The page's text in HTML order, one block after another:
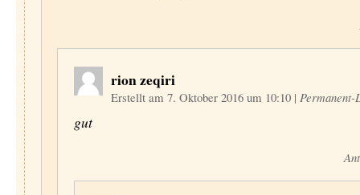
rion zeqiri
Erstellt am 7. Oktober 2016 um 10:10 | Permanent-
gut